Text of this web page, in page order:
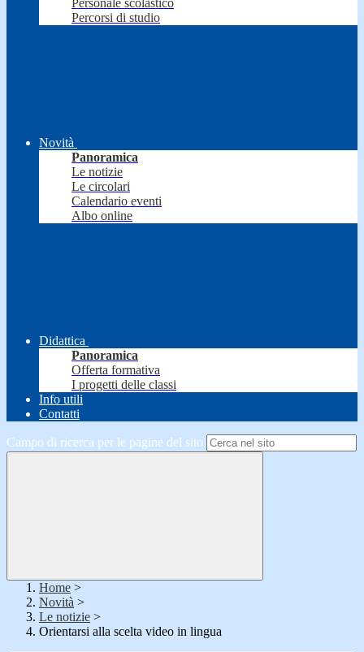
Personale scolastico
Percorsi di studio
Novità
Panoramica
Le notizie
Le circolari
Calendario eventi
Albo online
Didattica
Panoramica
Offerta formativa
I progetti delle classi
Info utili
Contatti
Campo di ricerca per le pagine del sito
Home >
Novità >
Le notizie >
Orientarsi alla scelta video in lingua